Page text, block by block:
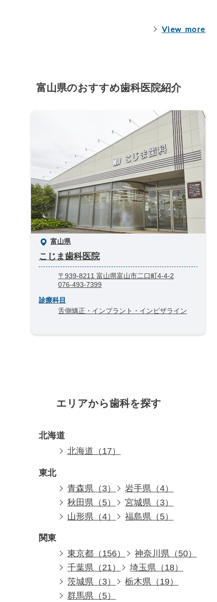
View more
富山県のおすすめ歯科医院紹介
富山県
こじま歯科医院
〒939-8211 富山県富山市二口町4-4-2
076-493-7399
診療科目
舌側矯正・インプラント・インビザライン
エリアから歯科を探す
北海道
北海道（17）
東北
青森県（3）
岩手県（4）
秋田県（5）
宮城県（3）
山形県（4）
福島県（5）
関東
東京都（156）
神奈川県（50）
千葉県（21）
埼玉県（18）
茨城県（3）
栃木県（19）
群馬県（5）